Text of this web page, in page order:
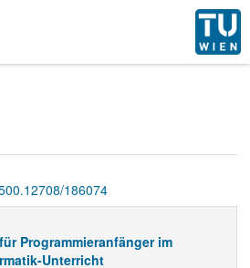
186074
Programmieranfänger im
Unterricht